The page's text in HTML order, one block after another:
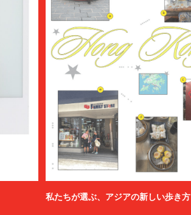
私たちが選ぶ、アジアの新しい歩き方